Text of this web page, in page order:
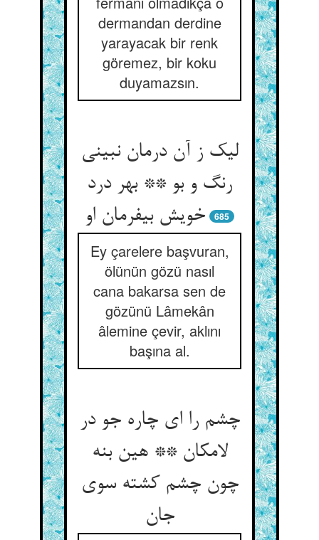
dermandan derdine
yarayacak bir renk
göremez, bir koku
duyamazsın.
لیک ز آن درمان نبینی
رنگ و بو ** بهر درد
خویش بی‏فرمان او
685
Ey çarelere başvuran,
ölünün gözü nasıl
cana bakarsa sen de
gözünü Lâmekân
âlemine çevir, aklını
başına al.
چشم را ای چاره جو در
لامکان ** هین بنه
چون چشم کشته سوی
جان‏